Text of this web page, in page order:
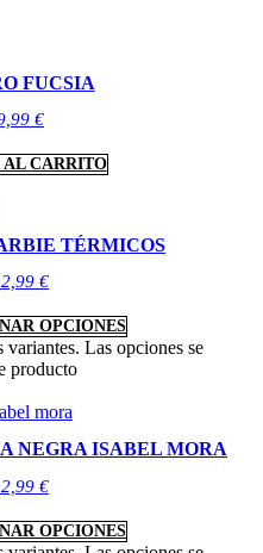
FUCSIA
€
CARRITO
TÉRMICOS
€
OPCIONES
Las opciones se
producto
NEGRA ISABEL MORA
€
OPCIONES